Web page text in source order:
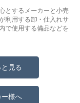
とするメーカーと小売
利用する卸・仕入れサ
で使用する備品などを
見る
様へ